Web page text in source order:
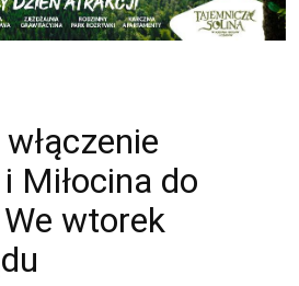
Miłocina do
wtorek